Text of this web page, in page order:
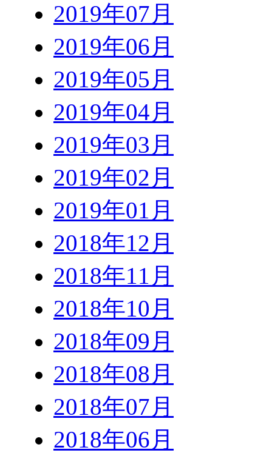
2019年07月
2019年06月
2019年05月
2019年04月
2019年03月
2019年02月
2019年01月
2018年12月
2018年11月
2018年10月
2018年09月
2018年08月
2018年07月
2018年06月